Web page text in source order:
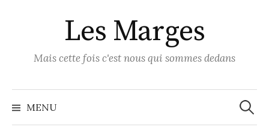
Les Marges
Mais cette fois c'est nous qui sommes dedans
MENU